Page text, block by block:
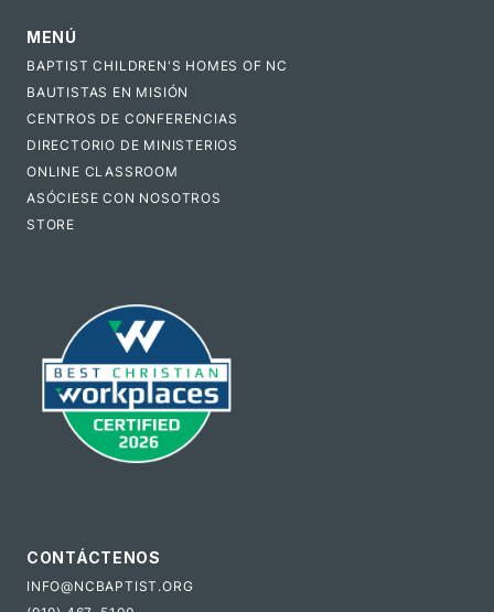
MENÚ
BAPTIST CHILDREN'S HOMES OF NC
BAUTISTAS EN MISIÓN
CENTROS DE CONFERENCIAS
DIRECTORIO DE MINISTERIOS
ONLINE CLASSROOM
ASÓCIESE CON NOSOTROS
STORE
CONTÁCTENOS
INFO@NCBAPTIST.ORG